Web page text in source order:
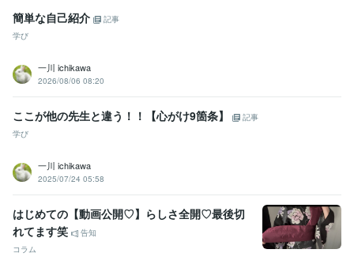
ビジネス代行・事務代行
ビジネス・コンサル Webマーケティング
簡単な自己紹介
記事
学び
一川 ichikawa
2026/08/06 08:20
ここが他の先生と違う！！【心がけ9箇条】
記事
学び
一川 ichikawa
2025/07/24 05:58
はじめての【動画公開♡】らしさ全開♡最後切
れてます笑
告知
コラム